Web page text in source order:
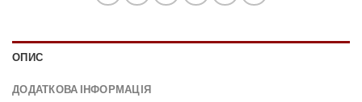
ОПИС
ДОДАТКОВА ІНФОРМАЦІЯ